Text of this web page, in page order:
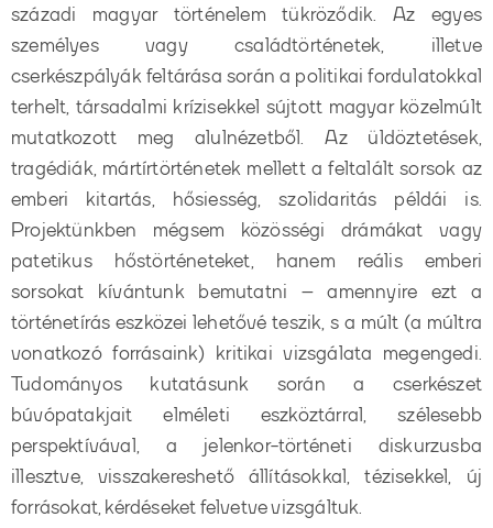
századi magyar történelem tükröződik. Az egyes
személyes vagy családtörténetek, illetve
cserkészpályák feltárása során a politikai fordulatokkal
terhelt, társadalmi krízisekkel sújtott magyar közelmúlt
mutatkozott meg alulnézetből. Az üldöztetések,
tragédiák, mártírtörténetek mellett a feltalált sorsok az
emberi kitartás, hősiesség, szolidaritás példái is.
Projektünkben mégsem közösségi drámákat vagy
patetikus hőstörténeteket, hanem reális emberi
sorsokat kívántunk bemutatni – amennyire ezt a
történetírás eszközei lehetővé teszik, s a múlt (a múltra
vonatkozó forrásaink) kritikai vizsgálata megengedi.
Tudományos kutatásunk során a cserkészet
búvópatakjait elméleti eszköztárral, szélesebb
perspektívával, a jelenkor-történeti diskurzusba
illesztve, visszakereshető állításokkal, tézisekkel, új
forrásokat, kérdéseket felvetve vizsgáltuk.